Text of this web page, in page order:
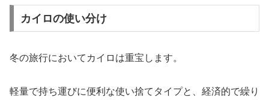
カイロの使い分け
冬の旅行においてカイロは重宝します。
軽量で持ち運びに便利な使い捨てタイプと、経済的で繰り